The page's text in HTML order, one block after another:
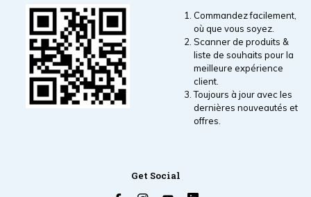
Commandez facilement,
où que vous soyez.
Scanner de produits &
liste de souhaits pour la
meilleure expérience
client.
Toujours à jour avec les
dernières nouveautés et
offres.
Get Social